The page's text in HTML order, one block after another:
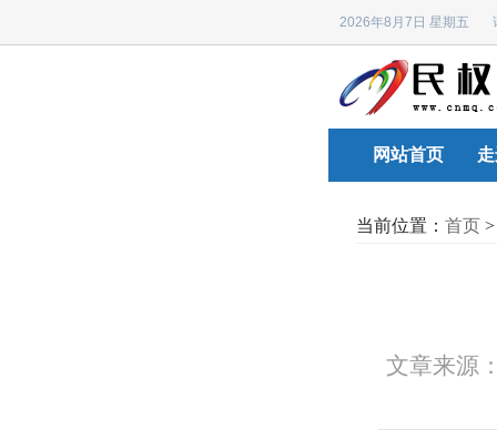
2026年8月7日 星期五
网站首页
当前位置： 首页
文章来源